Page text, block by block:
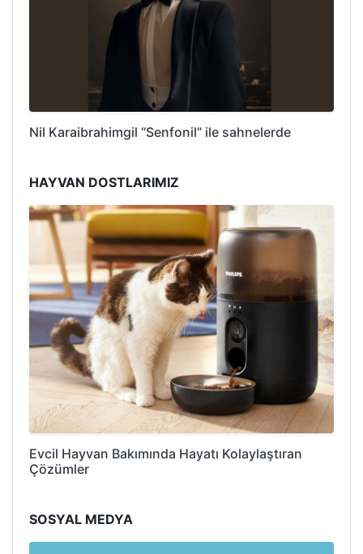
Nil Karaibrahimgil “Senfonil” ile sahnelerde
HAYVAN DOSTLARIMIZ
Evcil Hayvan Bakımında Hayatı Kolaylaştıran
Çözümler
SOSYAL MEDYA